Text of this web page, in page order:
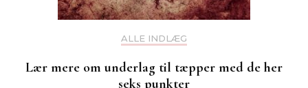
ALLE INDLÆG
Lær mere om underlag til tæpper med de her
seks punkter